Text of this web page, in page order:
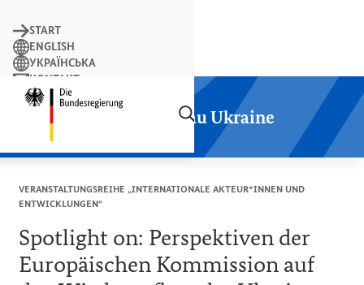
Startseite der Plattform
START
ENGLISH
УКРАЇНСЬКА
KONTAKT
LEICHTE SPRACHE
Plattform Wiederaufbau Ukraine
VERANSTALTUNGSREIHE „INTERNATIONALE AKTEUR*INNEN UND
ENTWICKLUNGEN“
Spotlight on: Perspektiven der
Europäischen Kommission auf